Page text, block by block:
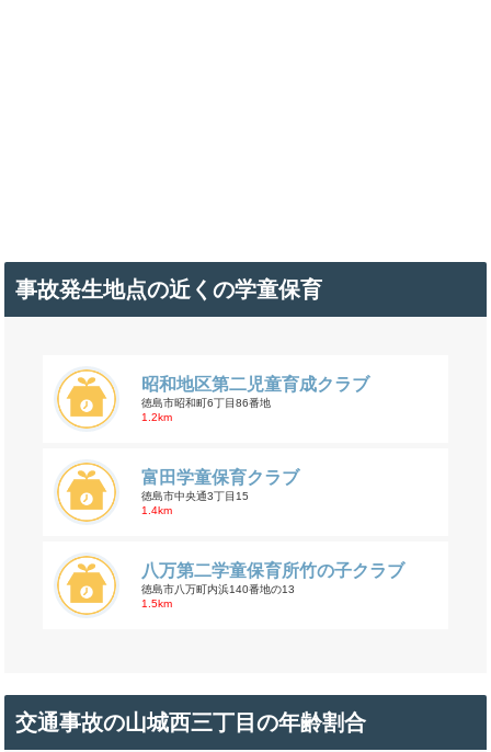
事故発生地点の近くの学童保育
昭和地区第二児童育成クラブ
徳島市昭和町6丁目86番地
1.2km
富田学童保育クラブ
徳島市中央通3丁目15
1.4km
八万第二学童保育所竹の子クラブ
徳島市八万町内浜140番地の13
1.5km
交通事故の山城西三丁目の年齢割合